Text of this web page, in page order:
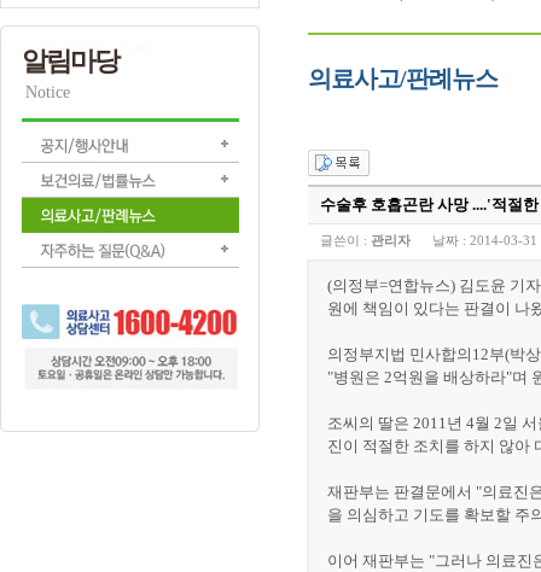
알림마당
Notice
의료사고/판례뉴스
수술후 호흡곤란 사망 ....'적절
글쓴이 : 관리자 날짜 : 2014-03-31
(의정부=연합뉴스) 김도윤 기
원에 책임이 있다는 판결이 나
의정부지법 민사합의12부(박
"병원은 2억원을 배상하라"며
조씨의 딸은 2011년 4월 2일
진이 적절한 조치를 하지 않아
재판부는 판결문에서 "의료진
을 의심하고 기도를 확보할 주
이어 재판부는 "그러나 의료진